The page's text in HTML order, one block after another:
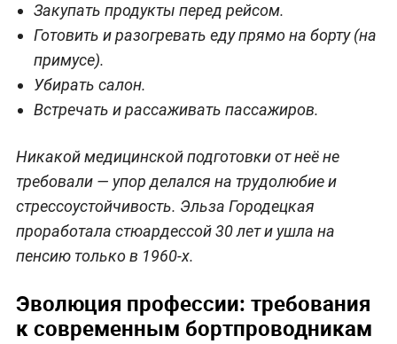
Закупать продукты перед рейсом.
Готовить и разогревать еду прямо на борту (на
примусе).
Убирать салон.
Встречать и рассаживать пассажиров.
Никакой медицинской подготовки от неё не
требовали — упор делался на трудолюбие и
стрессоустойчивость. Эльза Городецкая
проработала стюардессой 30 лет и ушла на
пенсию только в 1960-х.
Эволюция профессии: требования
к современным бортпроводникам